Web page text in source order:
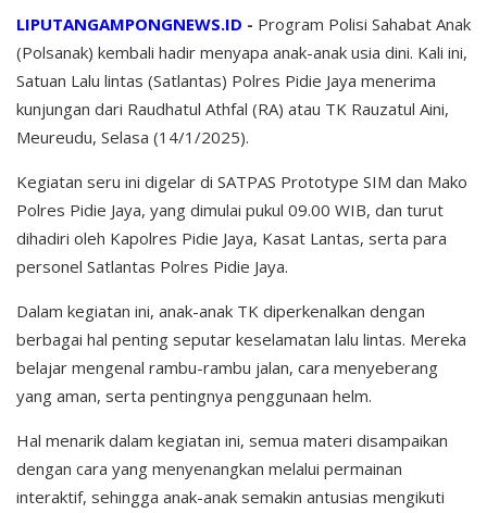
LIPUTANGAMPONGNEWS.ID - Program Polisi Sahabat Anak
(Polsanak) kembali hadir menyapa anak-anak usia dini. Kali ini,
Satuan Lalu lintas (Satlantas) Polres Pidie Jaya menerima
kunjungan dari Raudhatul Athfal (RA) atau TK Rauzatul Aini,
Meureudu, Selasa (14/1/2025).
Kegiatan seru ini digelar di SATPAS Prototype SIM dan Mako
Polres Pidie Jaya, yang dimulai pukul 09.00 WIB, dan turut
dihadiri oleh Kapolres Pidie Jaya, Kasat Lantas, serta para
personel Satlantas Polres Pidie Jaya.
Dalam kegiatan ini, anak-anak TK diperkenalkan dengan
berbagai hal penting seputar keselamatan lalu lintas. Mereka
belajar mengenal rambu-rambu jalan, cara menyeberang
yang aman, serta pentingnya penggunaan helm.
Hal menarik dalam kegiatan ini, semua materi disampaikan
dengan cara yang menyenangkan melalui permainan
interaktif, sehingga anak-anak semakin antusias mengikuti